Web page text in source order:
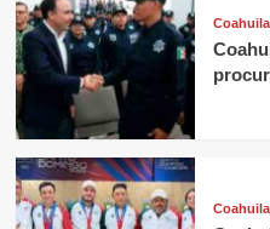
Coahuila
Coahuila